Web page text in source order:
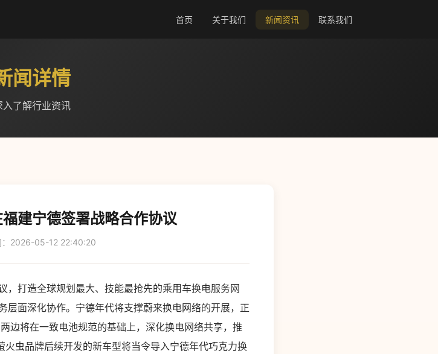
首页 关于我们 新闻资讯 联系我们
闻详情
入了解行业资讯
建宁德签署战略合作协议
：2026-05-12 22:40:20
，打造全球规划最大、技能最抢先的乘用车换电服务网
层面深化协作。宁德年代将支撑蔚来换电网络的开展，正
边将在一致电池规范的基础上，深化换电网络共享，推
虫品牌后续开发的新车型将当令导入宁德年代巧克力换